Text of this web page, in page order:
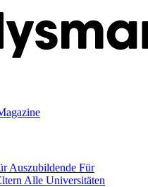
Auszubildende Für
Alle Universitäten